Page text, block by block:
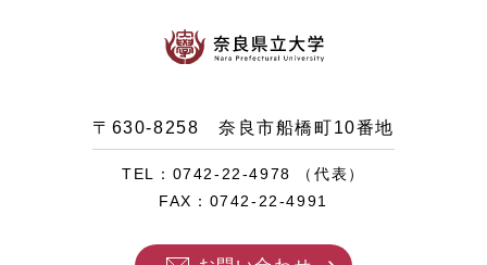
〒630-8258 奈良市船橋町10番地
TEL：0742-22-4978 （代表）
FAX：0742-22-4991